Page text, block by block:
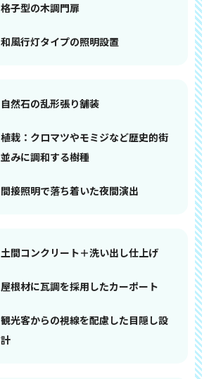
格子型の木調門扉
和風行灯タイプの照明設置
自然石の乱形張り舗装
植栽：クロマツやモミジなど歴史的街
並みに調和する樹種
間接照明で落ち着いた夜間演出
土間コンクリート＋洗い出し仕上げ
屋根材に瓦調を採用したカーポート
観光客からの視線を配慮した目隠し設
計